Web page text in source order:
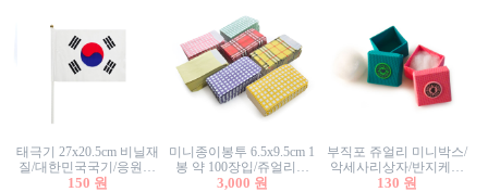
태극기 27x20.5cm 비닐재
질/대한민국국기/응원깃
발/행사깃발
150 원
미니종이봉투 6.5x9.5cm 1
봉 약 100장입/쥬얼리봉
투/증명사진봉투/악세사
3,000 원
부직포 쥬얼리 미니박스/
악세사리상자/반지케이
스/반지상자/귀걸이상자/
130 원